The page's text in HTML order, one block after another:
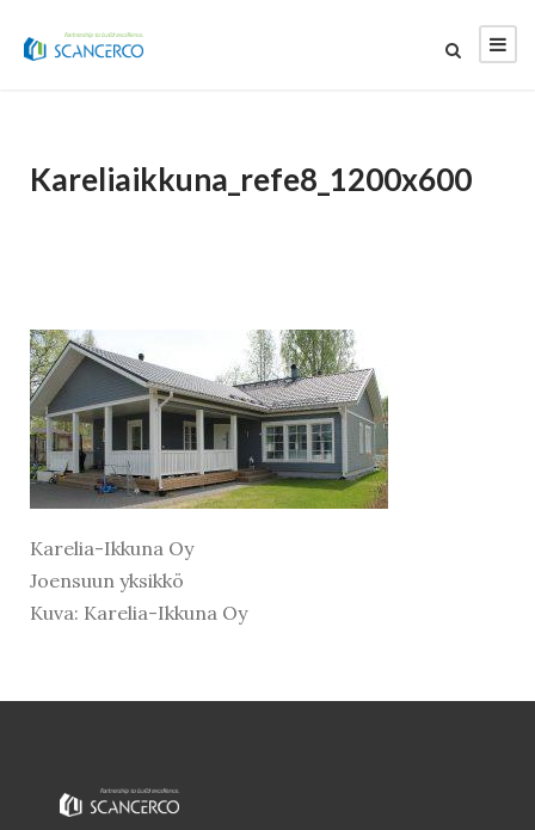
Kareliaikkuna_refe8_1200x600
Karelia-Ikkuna Oy
Joensuun yksikkö
Kuva: Karelia-Ikkuna Oy